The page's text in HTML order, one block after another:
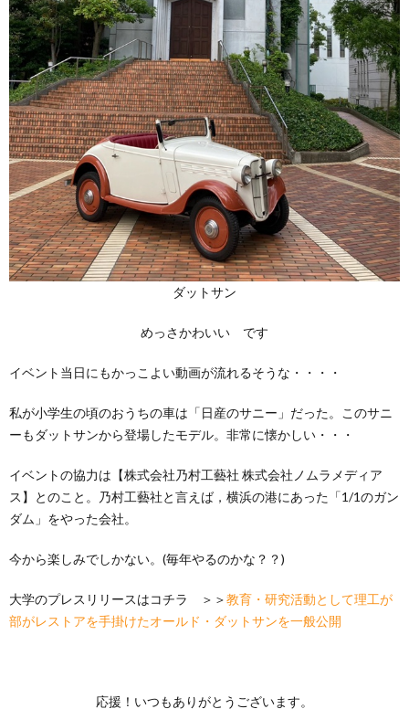
ダットサン
めっさかわいい です
イベント当日にもかっこよい動画が流れるそうな・・・・
私が小学生の頃のおうちの車は「日産のサニー」だった。このサニ
ーもダットサンから登場したモデル。非常に懐かしい・・・
イベントの協力は【株式会社乃村工藝社 株式会社ノムラメディア
ス】とのこと。乃村工藝社と言えば，横浜の港にあった「1/1のガン
ダム」をやった会社。
今から楽しみでしかない。(毎年やるのかな？？)
大学のプレスリリースはコチラ ＞＞教育・研究活動として理工が
部がレストアを手掛けたオールド・ダットサンを一般公開
応援！いつもありがとうございます。